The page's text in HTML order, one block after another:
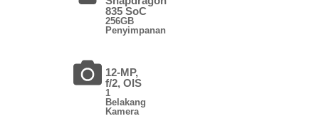
835 SoC
256GB
Penyimpanan
12-MP,
f/2, OIS
1
Belakang
Kamera